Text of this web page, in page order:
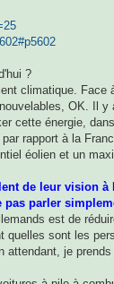
?
climatique. Face
OK. Il y
cette énergie,
rapport à la
éolien et un
de leur vision
pas parler
est de
quelles sont les
attendant, je